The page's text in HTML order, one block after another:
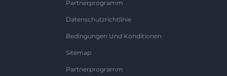
Partnerprogramm
Datenschutzrichtlinie
Bedingungen Und Konditionen
Sitemap
Partnerprogramm